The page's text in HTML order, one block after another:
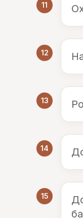
11
12
13
14
15